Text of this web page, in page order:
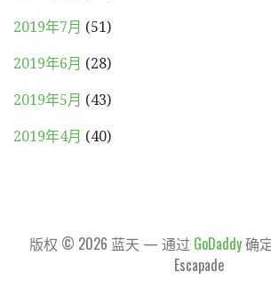
2019年7月 (51)
2019年6月 (28)
2019年5月 (43)
2019年4月 (40)
版权 © 2026 蓝天 — 通过 GoDaddy确
Escapade